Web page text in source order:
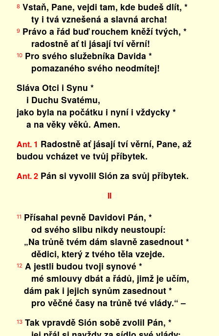
8 Vstaň, Pane, vejdi tam, kde budeš dlít, *
ty i tvá vznešená a slavná archa!
9Právo a řád buď rouchem kněží tvých, *
radostně ať ti jásají tví věrní!
10Pro svého služebníka Davida *
pomazaného svého neodmítej!
Sláva Otci i Synu *
i Duchu Svatému,
jako byla na počátku i nyní i vždycky *
a na věky věků. Amen.
Ant. 1 Radostně ať jásají tví věrní, Pane, až
budou vcházet ve tvůj příbytek.
Ant. 2Pán si vyvolil Sión za svůj příbytek.
II
11 Přísahal pevně Davidovi Pán, *
od svého slibu nikdy neustoupí:
„Na trůně tvém dám slavně zasednout *
dědici, který z tvého těla vzejde.
12 A jestli budou tvoji synové *
mé smlouvy dbát a řádů, jimž je učím,
dám pak i jejich synům zasednout *
pro věčné časy na trůně tvé vlády.“ –
13Tak vpravdě Sión sobě zvolil Pán, *